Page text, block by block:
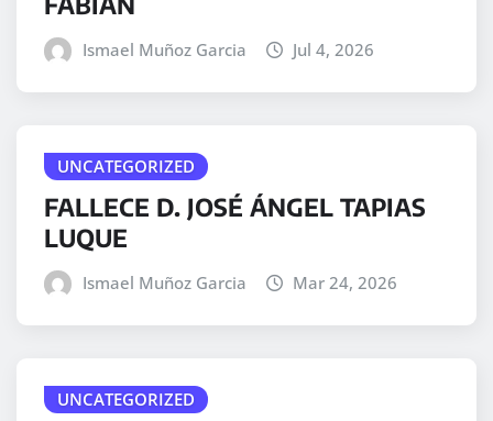
Ismael Muñoz Garcia Jul 4, 2026
UNCATEGORIZED
FALLECE D. JOSÉ ÁNGEL TAPIAS
LUQUE
Ismael Muñoz Garcia Mar 24, 2026
UNCATEGORIZED